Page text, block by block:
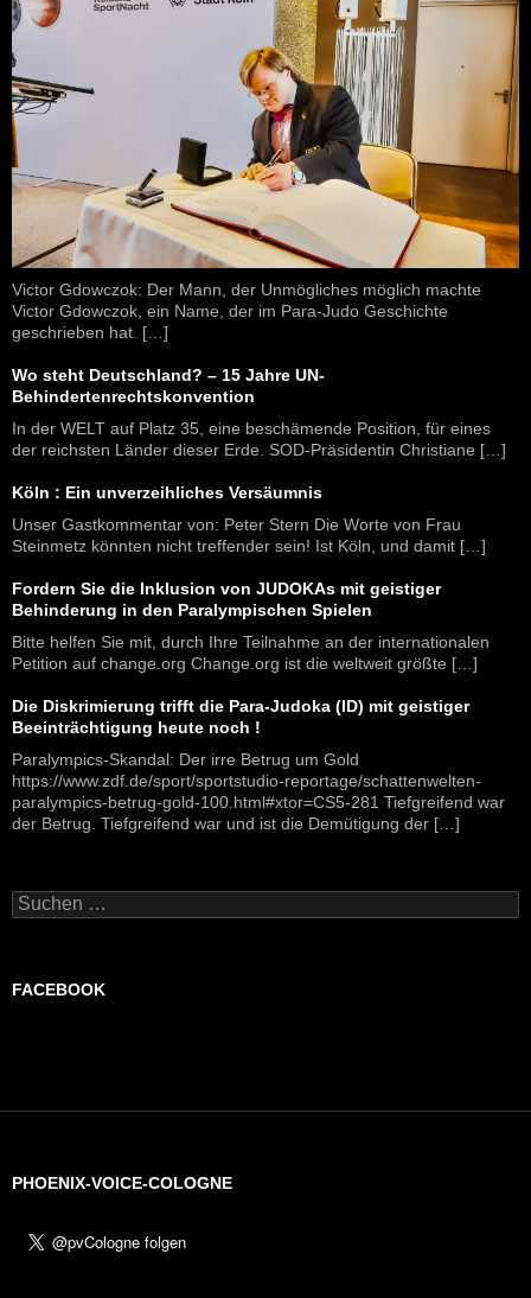
Victor Gdowczok: Der Mann, der Unmögliches möglich machte
Victor Gdowczok, ein Name, der im Para-Judo Geschichte
geschrieben hat. […]
Wo steht Deutschland? – 15 Jahre UN-
Behindertenrechtskonvention
In der WELT auf Platz 35, eine beschämende Position, für eines
der reichsten Länder dieser Erde. SOD-Präsidentin Christiane […]
Köln : Ein unverzeihliches Versäumnis
Unser Gastkommentar von: Peter Stern Die Worte von Frau
Steinmetz könnten nicht treffender sein! Ist Köln, und damit […]
Fordern Sie die Inklusion von JUDOKAs mit geistiger
Behinderung in den Paralympischen Spielen
Bitte helfen Sie mit, durch Ihre Teilnahme an der internationalen
Petition auf change.org Change.org ist die weltweit größte […]
Die Diskrimierung trifft die Para-Judoka (ID) mit geistiger
Beeinträchtigung heute noch !
Paralympics-Skandal: Der irre Betrug um Gold
https://www.zdf.de/sport/sportstudio-reportage/schattenwelten-
paralympics-betrug-gold-100.html#xtor=CS5-281 Tiefgreifend war
der Betrug. Tiefgreifend war und ist die Demütigung der […]
Suchen
nach:
FACEBOOK
PHOENIX-VOICE-COLOGNE